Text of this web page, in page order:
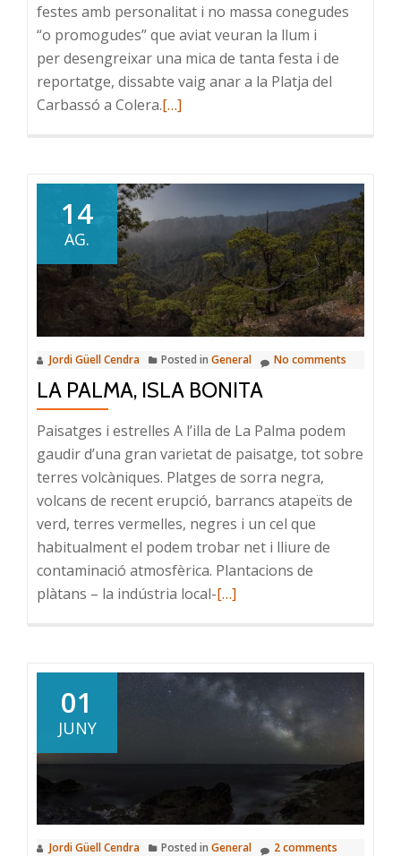
festes amb personalitat i no massa conegudes
“o promogudes” que aviat veuran la llum i
per desengreixar una mica de tanta festa i de
reportatge, dissabte vaig anar a la Platja del
Carbassó a Colera.Read
relaxar
[…]
14
AG.
Jordi Güell Cendra Posted in General No comments
LA PALMA, ISLA BONITA
Paisatges i estrelles A l’illa de La Palma podem
gaudir d’una gran varietat de paisatge, tot sobre
terres volcàniques. Platges de sorra negra,
volcans de recent erupció, barrancs atapeïts de
verd, terres vermelles, negres i un cel que
habitualment el podem trobar net i lliure de
contaminació atmosfèrica. Plantacions de
plàtans – la indústria local-Read
Palma,
isla
[…]
01
JUNY
Jordi Güell Cendra Posted in General 2 comments